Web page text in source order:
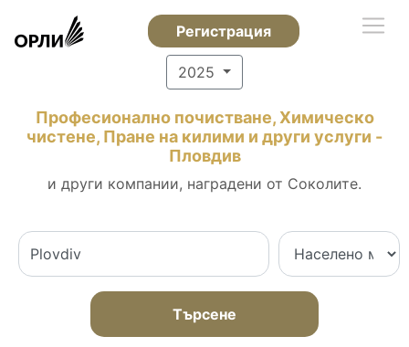
Регистрация
2025
Професионално почистване, Химическо
чистене, Пране на килими и други услуги -
Пловдив
и други компании, наградени от Соколите.
Търсене